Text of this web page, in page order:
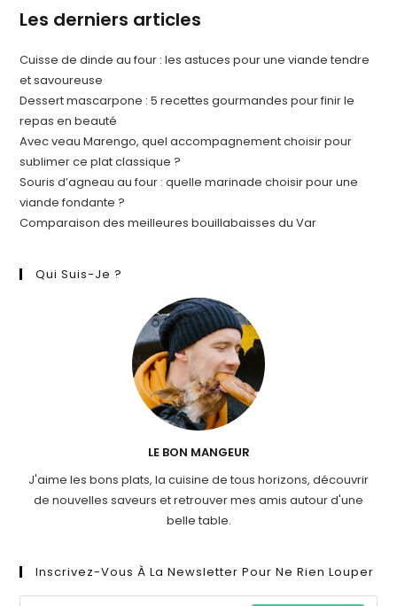
Les derniers articles
Cuisse de dinde au four : les astuces pour une viande tendre
et savoureuse
Dessert mascarpone : 5 recettes gourmandes pour finir le
repas en beauté
Avec veau Marengo, quel accompagnement choisir pour
sublimer ce plat classique ?
Souris d’agneau au four : quelle marinade choisir pour une
viande fondante ?
Comparaison des meilleures bouillabaisses du Var
Qui Suis-Je ?
LE BON MANGEUR
J'aime les bons plats, la cuisine de tous horizons, découvrir
de nouvelles saveurs et retrouver mes amis autour d'une
belle table.
Inscrivez-Vous À La Newsletter Pour Ne Rien Louper